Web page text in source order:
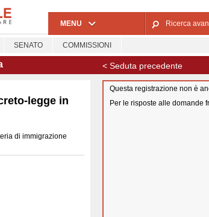
MENU Ricerca
SENATO COMMISSIONI
< Seduta precedente
legge in
di immigrazione
Questa registrazione non è
Per le risposte alle domande